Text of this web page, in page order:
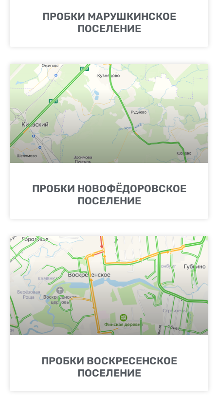
ПРОБКИ МАРУШКИНСКОЕ
ПОСЕЛЕНИЕ
ПРОБКИ НОВОФЁДОРОВСКОЕ
ПОСЕЛЕНИЕ
ПРОБКИ ВОСКРЕСЕНСКОЕ
ПОСЕЛЕНИЕ